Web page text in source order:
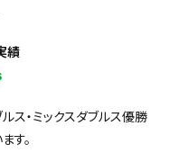
績
ス・ミックスダブルス優勝
す。